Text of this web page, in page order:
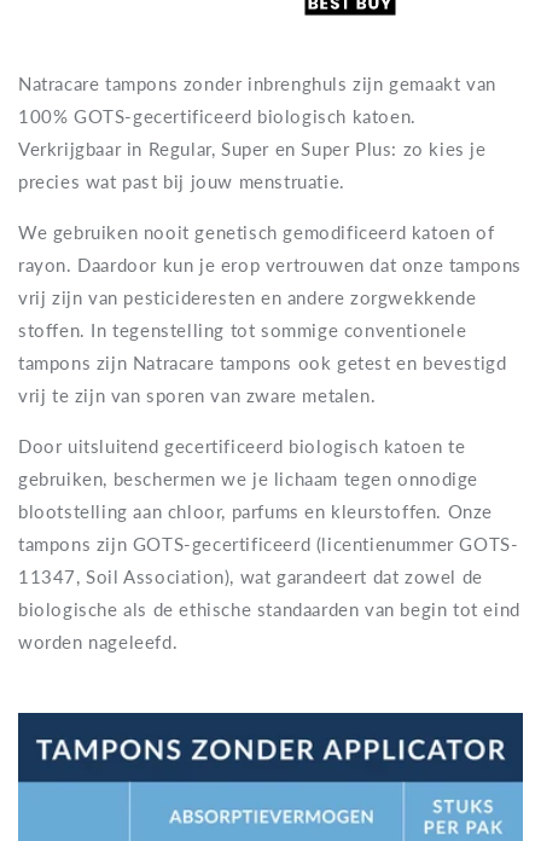
Natracare tampons zonder inbrenghuls zijn gemaakt van
100% GOTS-gecertificeerd biologisch katoen.
Verkrijgbaar in Regular, Super en Super Plus: zo kies je
precies wat past bij jouw menstruatie.
We gebruiken nooit genetisch gemodificeerd katoen of
rayon. Daardoor kun je erop vertrouwen dat onze tampons
vrij zijn van pesticideresten en andere zorgwekkende
stoffen. In tegenstelling tot sommige conventionele
tampons zijn Natracare tampons ook getest en bevestigd
vrij te zijn van sporen van zware metalen.
Door uitsluitend gecertificeerd biologisch katoen te
gebruiken, beschermen we je lichaam tegen onnodige
blootstelling aan chloor, parfums en kleurstoffen. Onze
tampons zijn GOTS-gecertificeerd (licentienummer GOTS-
11347, Soil Association), wat garandeert dat zowel de
biologische als de ethische standaarden van begin tot eind
worden nageleefd.